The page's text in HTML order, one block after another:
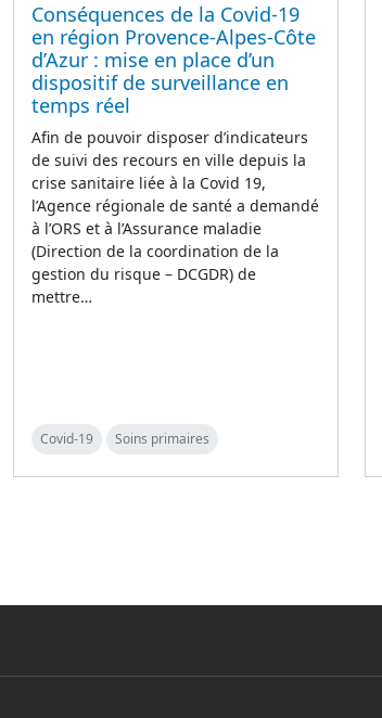
Conséquences de la Covid-19
en région Provence-Alpes-Côte
d’Azur : mise en place d’un
dispositif de surveillance en
temps réel
Afin de pouvoir disposer d’indicateurs
de suivi des recours en ville depuis la
crise sanitaire liée à la Covid 19,
l’Agence régionale de santé a demandé
à l’ORS et à l’Assurance maladie
(Direction de la coordination de la
gestion du risque – DCGDR) de
mettre…
Covid-19 Soins primaires